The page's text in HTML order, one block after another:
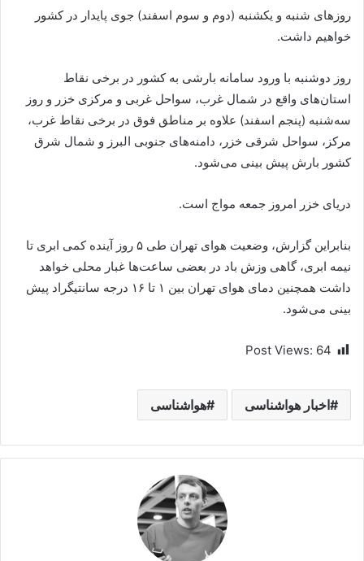
روزهای شنبه و یکشنبه (دوم و سوم اسفند) جوی پایدار در کشور
خواهیم داشت.
روز دوشنبه با ورود سامانه بارشی به کشور در برخی نقاط
استان‌های واقع در شمال غرب، سواحل غربی و مرکزی خزر و روز
سه‌شنبه (پنجم اسفند) علاوه بر مناطق فوق در برخی نقاط غرب،
مرکز، سواحل شرقی خزر، دامنه‌های جنوبی البرز و شمال شرق
کشور بارش پیش بینی می‌شود.
دریای خزر امروز جمعه مواج است.
بنابراین گزارش، وضعیت هوای تهران طی ۵ روز آینده کمی ابری تا
نیمه ابری، گاهی وزش باد در بعضی ساعت‌ها غبار محلی خواهد
داشت همچنین دمای هوای تهران بین ۱ تا ۱۶ درجه سانتیگراد پیش
بینی می‌شود.
Post Views: 64
اخبار هواشناسی هواشناسی